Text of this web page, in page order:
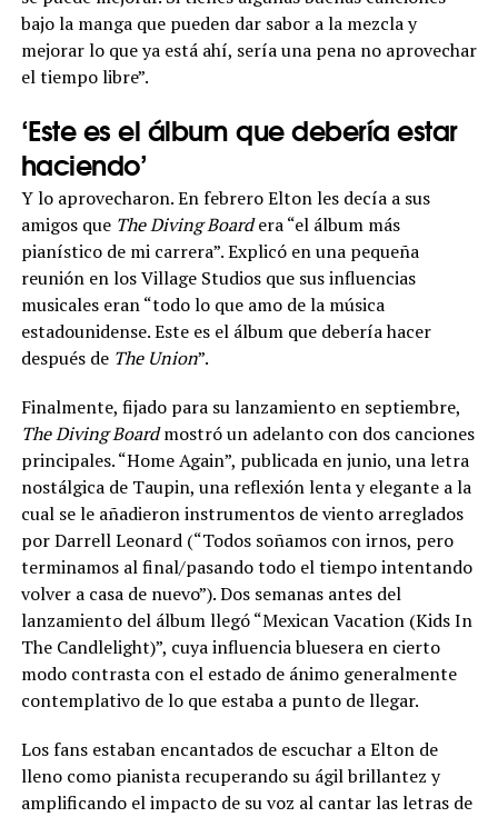
bajo la manga que pueden dar sabor a la mezcla y
mejorar lo que ya está ahí, sería una pena no aprovechar
el tiempo libre”.
‘Este es el álbum que debería estar
haciendo’
Y lo aprovecharon. En febrero Elton les decía a sus
amigos que The Diving Boardera “el álbum más
pianístico de mi carrera”. Explicó en una pequeña
reunión en los Village Studios que sus influencias
musicales eran “todo lo que amo de la música
estadounidense. Este es el álbum que debería hacer
después de The Union”.
Finalmente, fijado para su lanzamiento en septiembre,
The Diving Boardmostró un adelanto con dos canciones
principales. “Home Again”, publicada en junio, una letra
nostálgica de Taupin, una reflexión lenta y elegante a la
cual se le añadieron instrumentos de viento arreglados
por Darrell Leonard (“Todos soñamos con irnos, pero
terminamos al final/pasando todo el tiempo intentando
volver a casa de nuevo”). Dos semanas antes del
lanzamiento del álbum llegó “Mexican Vacation (Kids In
The Candlelight)”, cuya influencia bluesera en cierto
modo contrasta con el estado de ánimo generalmente
contemplativo de lo que estaba a punto de llegar.
Los fans estaban encantados de escuchar a Elton de
lleno como pianista recuperando su ágil brillantez y
amplificando el impacto de su voz al cantar las letras de